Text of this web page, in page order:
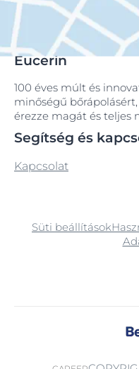
Eucerin
100 éves múlt és
minőségű
érezze magát és teljes
Segítség és
Kapcsolat
Süti beállítások